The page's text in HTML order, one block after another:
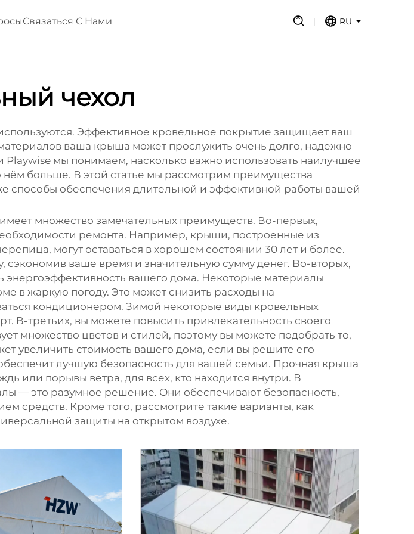
Связаться С Нами RU
чехол
Эффективное кровельное покрытие защищает ваш
ваша крыша может прослужить очень долго, надежно
мы понимаем, насколько важно использовать наилучшее
больше. В этой статье мы рассмотрим преимущества
способы обеспечения длительной и эффективной работы вашей
множество замечательных преимуществ. Во-первых,
ремонта. Например, крыши, построенные из
могут оставаться в хорошем состоянии 30 лет и более.
сэкономив ваше время и значительную сумму денег. Во-вторых,
вашего дома. Некоторые материалы
в жаркую погоду. Это может снизить расходы на
кондиционером. Зимой некоторые виды кровельных
В-третьих, вы можете повысить привлекательность своего
множество цветов и стилей, поэтому вы можете подобрать то,
увеличить стоимость вашего дома, если вы решите его
лучшую безопасность для вашей семьи. Прочная крыша
или порывы ветра, для всех, кто находится внутри. В
— это разумное решение. Они обеспечивают безопасность,
средств. Кроме того, рассмотрите такие варианты, как
защиты на открытом воздухе.